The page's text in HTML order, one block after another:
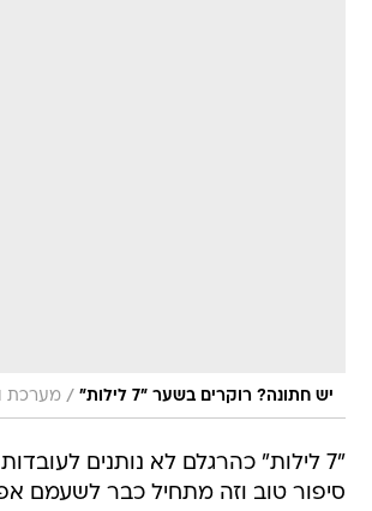
יש חתונה? רוקרים בשער "7 לילות" / מערכת
"7 לילות" כהרגלם לא נותנים
סיפור טוב וזה מתחיל כבר לשעמם